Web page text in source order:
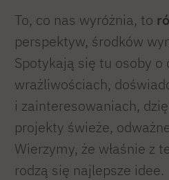
To, co nas wyróżnia, to
perspektyw, środków
Spotykają się tu osoby o
wrażliwościach,
i zainteresowaniach,
projekty świeże,
Wierzymy, że właśnie z
rodzą się najlepsze idee.